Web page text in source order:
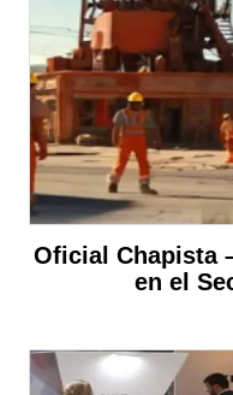
Oficial Chapista
en el